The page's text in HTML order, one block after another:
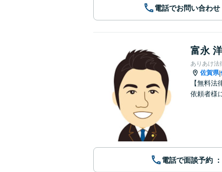
電話でお問い合わせ
富永
ありあけ法
佐賀県|
【無料
依頼者様
電話で面談予約